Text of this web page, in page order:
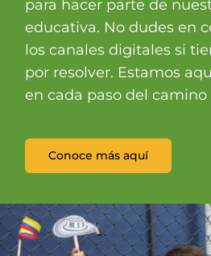
para hacer parte de
educativa. No dudes en
los canales digitales si
por resolver. Estamos
en cada paso del
Conoce más aquí